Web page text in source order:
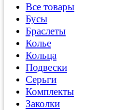
Все товары
Бусы
Браслеты
Колье
Кольца
Подвески
Серьги
Комплекты
Заколки